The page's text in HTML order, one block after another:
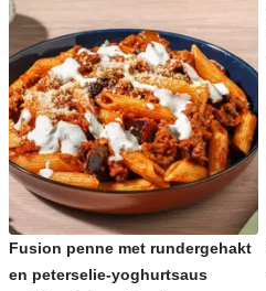
Fusion penne met rundergehakt
en peterselie-yoghurtsaus